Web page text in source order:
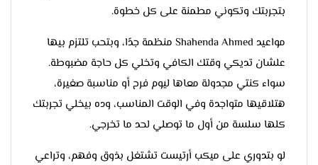
بتجربتك وتكوني مطمنة على كل خطوة.
مواعيد Shahenda Ahmed منظمة جدًا، وبتحب تلتزم بيها
علشان تديكي وقتك الكافي وتخلي كل حاجة مضبوطة.
سواء كنتي مجدولة معاها ليوم فرح أو مناسبة صغيرة،
هتلاقيها متواجدة وفي الوقت المناسب، وده بيخلي تجربتك
كلها سلسة من أول ما توصلي لحد ما تخرجي.
لو بتدوري على ميكب أرتيست تشتغل بذوق وفهم، وتراعي